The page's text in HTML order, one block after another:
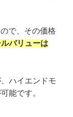
で、その価格
バリューは
ハイエンドモ
能です。